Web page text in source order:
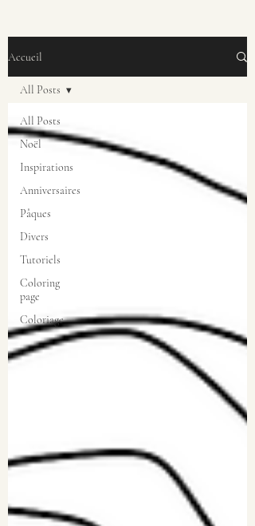
Accueil
All Posts
Noël
Inspirations
Anniversaires
Pâques
Divers
Tutoriels
Coloring
page
Coloriage
All Posts